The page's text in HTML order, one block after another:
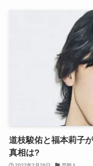
道枝駿佑と福本莉子
真相は?